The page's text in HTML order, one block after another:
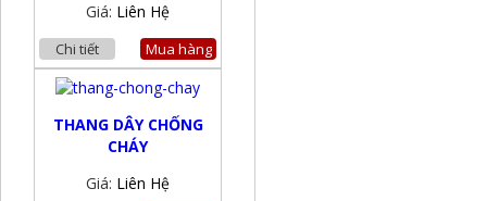
Giá: Liên Hệ
Chi tiết Mua hàng
THANG DÂY CHỐNG
CHÁY
Giá: Liên Hệ